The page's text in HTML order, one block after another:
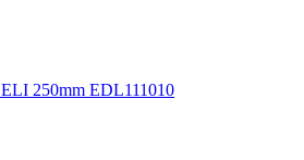
250mm EDL111010